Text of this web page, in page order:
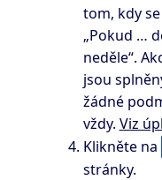
tom, kdy
„Pokud …
neděle“.
jsou
žádné
vždy. Viz
Klikněte na
stránky.